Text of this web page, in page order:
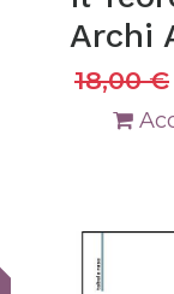
Archi
18,00€